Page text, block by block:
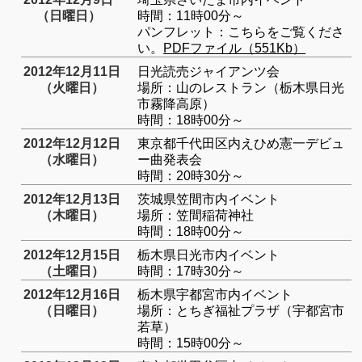
（日曜日）
時間：11時00分～
パンフレット：こちらをご覧くださ
い。
PDFファイル（551Kb）
2012年12月11日
（火曜日）
日光読売ジャイアンツ会
場所：山のレストラン（栃木県日光
市霧降高原）
時間：18時00分～
2012年12月12日
（水曜日）
東京都千代田区内えひめ憲一デビュ
ー曲発表会
時間：20時30分～
2012年12月13日
（木曜日）
茨城県笠間市内イベント
場所：笠間稲荷神社
時間：18時00分～
2012年12月15日
（土曜日）
栃木県日光市内イベント
時間：17時30分～
2012年12月16日
（日曜日）
栃木県宇都宮市内イベント
場所：とちぎ福祉プラザ（宇都宮市
若草）
時間：15時00分～